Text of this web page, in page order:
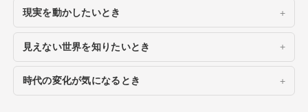
現実を動かしたいとき
見えない世界を知りたいとき
時代の変化が気になるとき